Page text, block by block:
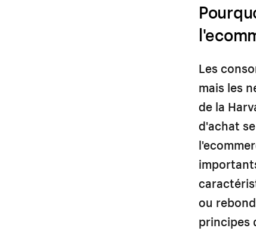
Les
mais les
de la
d'achat
ou
principes